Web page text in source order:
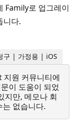
로 업그레이
니다.
구 | 가정용 | iOS
원 커뮤니티에
이 도움이 되었
지만, 메모나 회
없습니다.